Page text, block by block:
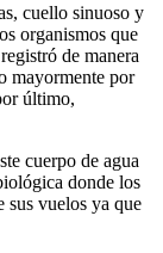
cuello sinuoso y
organismos que
de manera
mayormente por
último,
cuerpo de agua
donde los
sus vuelos ya que